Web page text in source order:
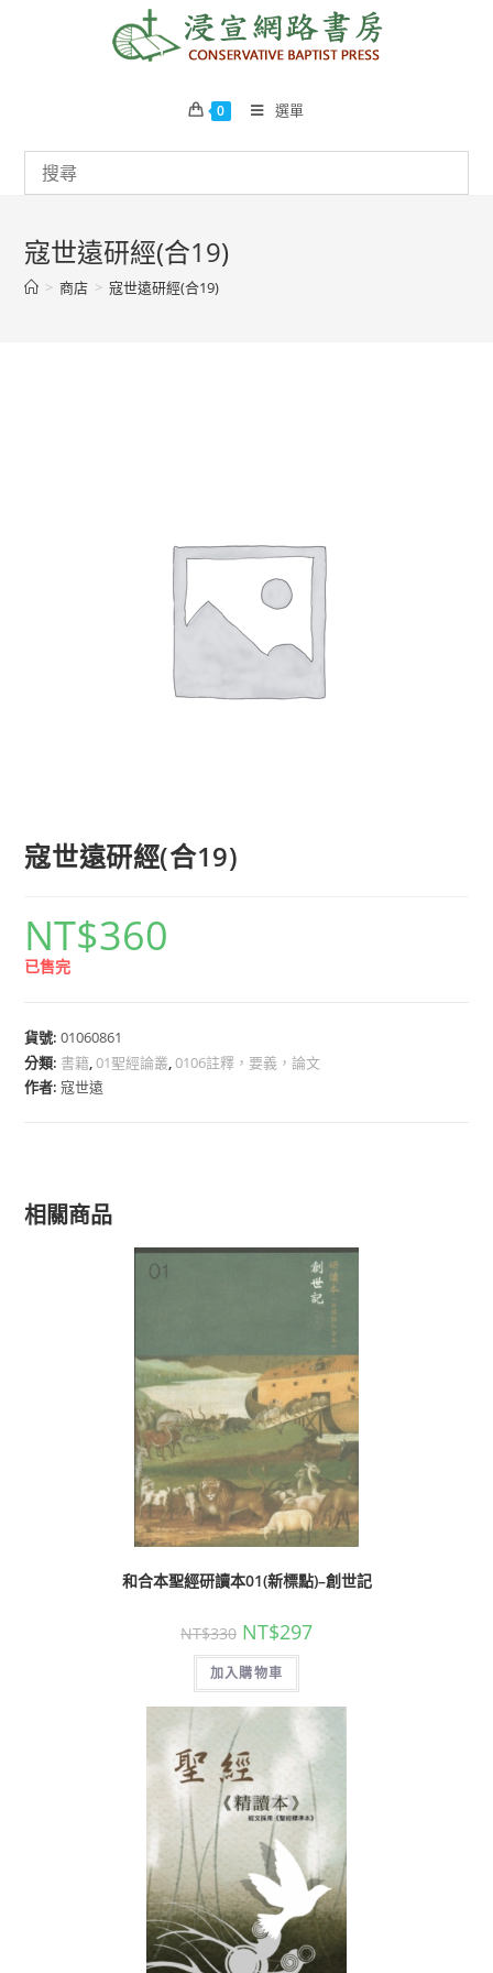
0 選單
寇世遠研經(合19)
> 商店 > 寇世遠研經(合19)
寇世遠研經(合19)
NT$360
已售完
貨號:01060861
分類: 書籍,01聖經論叢,0106註釋，要義，論文
作者:寇世遠
相關商品
和合本聖經研讀本01(新標點)–創世記
NT$330 NT$297
加入購物車